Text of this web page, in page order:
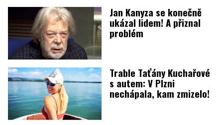
Jan Kanyza se konečně
ukázal lidem! A přiznal
problém
Trable Taťány Kuchařové
s autem: V Plzni
nechápala, kam zmizelo!